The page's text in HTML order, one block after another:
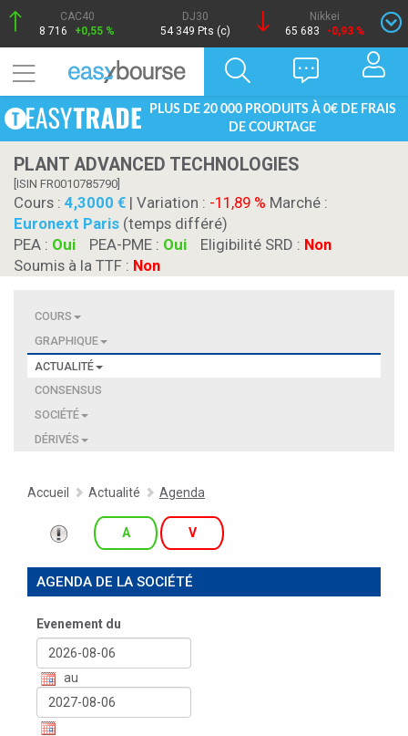
CAC40
8 716
+0,55 %
DJ30
54 349 Pts (c)
Nikkei
65 683
-0,93 %
PLUS DE 20 000 PRODUITS À 0€ DE FRAIS
DE COURTAGE
PLANT ADVANCED TECHNOLOGIES
[ISIN FR0010785790]
Cours : 4,3000 | Variation : -11,89 % Marché :
Euronext Paris (temps différé)
PEA : Oui PEA-PME : Oui Eligibilité SRD : Non
Soumis à la TTF : Non
COURS
GRAPHIQUE
ACTUALITÉ
CONSENSUS
SOCIÉTÉ
DÉRIVÉS
Accueil Actualité Agenda
A V
AGENDA DE LA SOCIÉTÉ
Evenement du
au